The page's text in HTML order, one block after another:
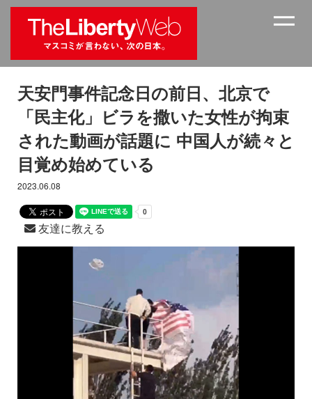
天安門事件記念日の前日、北京で
「民主化」ビラを撒いた女性が拘束
された動画が話題に 中国人が続々と
目覚め始めている
2023.06.08
友達に教える